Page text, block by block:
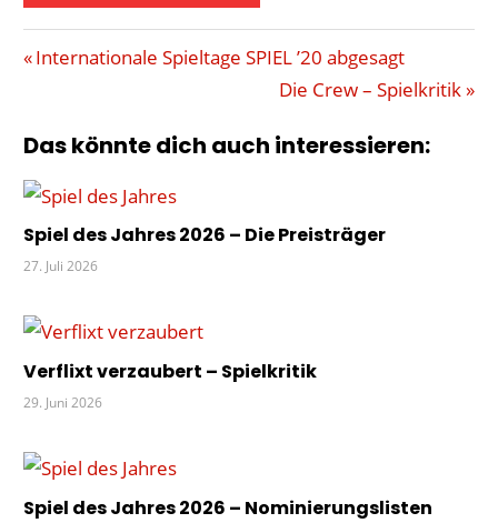
KINDERSPIEL
NOMINIERUNGSLISTEN
SPIEL
JAHRES
WAHL
Beitragsnavigation
Vorheriger
Internationale Spieltage SPIEL ’20 abgesagt
Nächster
Die Crew – Spielkritik
Das könnte dich auch interessieren:
Spiel des Jahres 2026 – Die Preisträger
27. Juli 2026
Verflixt verzaubert – Spielkritik
29. Juni 2026
Spiel des Jahres 2026 – Nominierungslisten